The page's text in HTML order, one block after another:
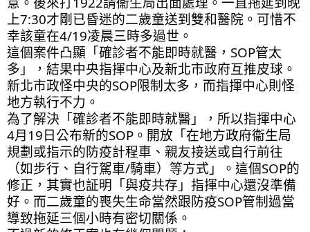
上7:30才剛已昏迷的二歲童送到雙和醫院。可惜不
幸該童在4/19凌晨三時多過世。
這個案件凸顯「確診者不能即時就醫，SOP管太
多」，結果中央指揮中心及新北市政府互推皮球。
新北市政怪中央的SOP限制太多，而指揮中心則怪
地方執行不力。
為了解決「確診者不能即時就醫」，所以指揮中心
4月19日公布新的SOP。開放「在地方政府衞生局
規劃或指示的防疫計程車、親友接送或自行前往
（如步行、自行駕車/騎車）等方式」。這個SOP的
修正，其實也証明「與疫共存」指揮中心還沒準備
好。而二歲童的喪失生命當然跟防疫SOP管制過當
導致拖延三個小時有密切關係。